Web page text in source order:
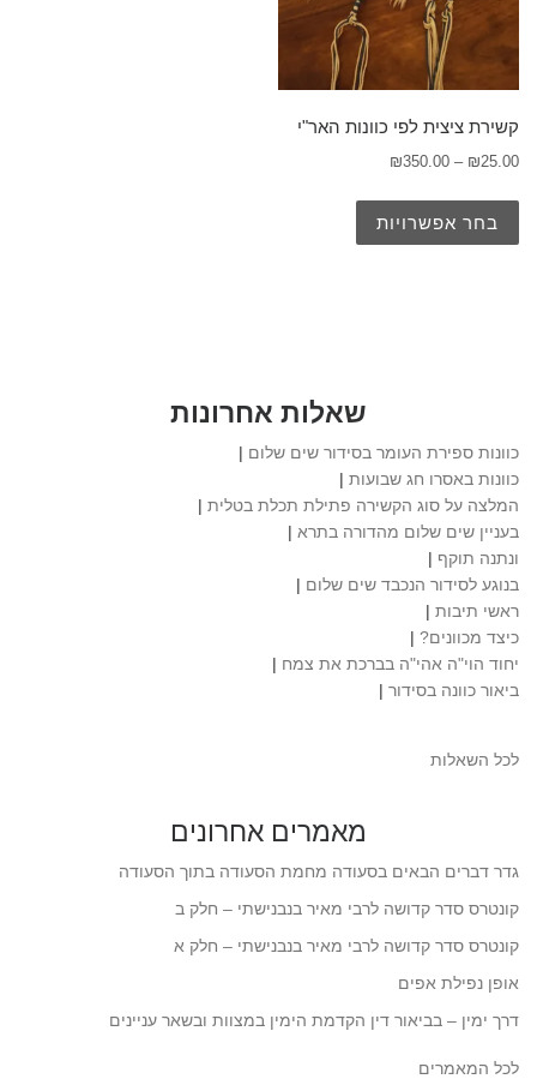
קשירת ציצית לפי כוונות האר"י
₪25.00
–
₪350.00
בחר אפשרויות
שאלות אחרונות
כוונות ספירת העומר בסידור שים שלום |
כוונות באסרו חג שבועות |
המלצה על סוג הקשירה פתילת תכלת בטלית |
בעניין שים שלום מהדורה בתרא |
ונתנה תוקף |
בנוגע לסידור הנכבד שים שלום |
ראשי תיבות |
כיצד מכוונים? |
יחוד הוי"ה אהי"ה בברכת את צמח |
ביאור כוונה בסידור |
לכל השאלות
מאמרים אחרונים
גדר דברים הבאים בסעודה מחמת הסעודה בתוך הסעודה
קונטרס סדר קדושה לרבי מאיר בנבנישתי – חלק ב
קונטרס סדר קדושה לרבי מאיר בנבנישתי – חלק א
אופן נפילת אפים
דרך ימין – בביאור דין הקדמת הימין במצוות ובשאר עניינים
לכל המאמרים